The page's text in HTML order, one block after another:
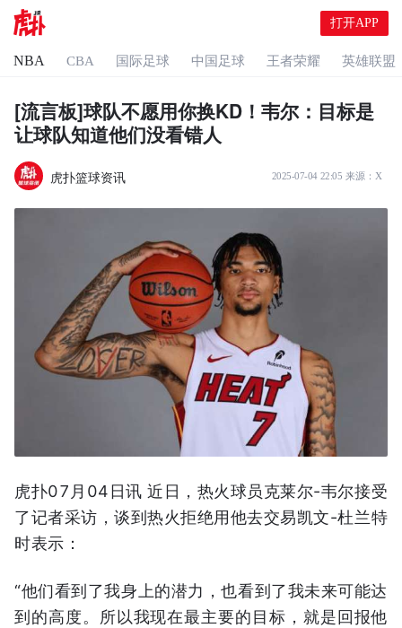
打开APP
NBA CBA 国际足球 中国足球 王者荣耀 英雄联盟
[流言板]球队不愿用你换KD！韦尔：目标是
让球队知道他们没看错人
虎扑篮球资讯 2025-07-04 22:05 来源： X
虎扑07月04日讯 近日，热火球员克莱尔-韦尔接受
了记者采访，谈到热火拒绝用他去交易凯文-杜兰特
时表示：
“他们看到了我身上的潜力，也看到了我未来可能达
到的高度。所以我现在最主要的目标，就是回报他